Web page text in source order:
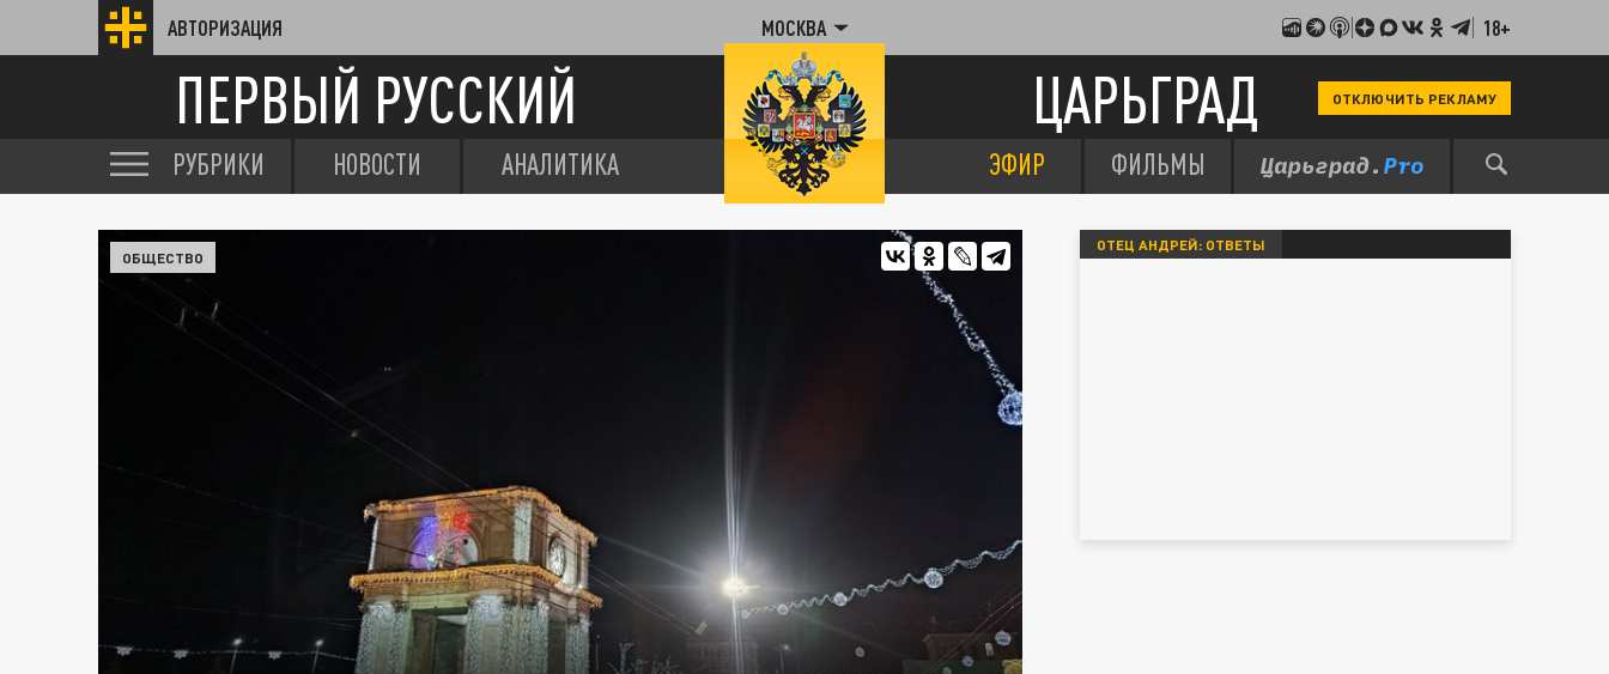
АВТОРИЗАЦИЯ МОСКВА 18+
ПЕРВЫЙ РУССКИЙ ЦАРЬГРАД ОТКЛЮЧИТЬ РЕКЛАМУ
РУБРИКИ НОВОСТИ АНАЛИТИКА ЭФИР ФИЛЬМЫ
ОБЩЕСТВО
ОТЕЦ АНДРЕЙ: ОТВЕТЫ